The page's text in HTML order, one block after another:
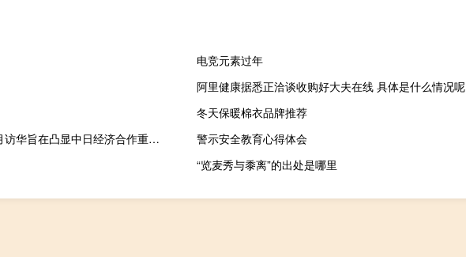
电竞元素过年
阿里健康据悉正洽谈收购好大夫在线 具体是什么情况呢
冬天保暖棉衣品牌推荐
日媒：日中经济协会代表团计划明年1月访华旨在凸显中日经济合作重要性
警示安全教育心得体会
“览麦秀与黍离”的出处是哪里